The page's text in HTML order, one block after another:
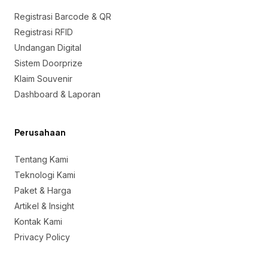
Registrasi Barcode & QR
Registrasi RFID
Undangan Digital
Sistem Doorprize
Klaim Souvenir
Dashboard & Laporan
Perusahaan
Tentang Kami
Teknologi Kami
Paket & Harga
Artikel & Insight
Kontak Kami
Privacy Policy